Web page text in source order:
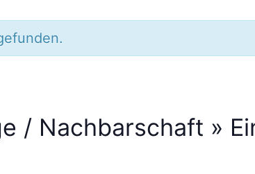
/ Nachbarschaft »